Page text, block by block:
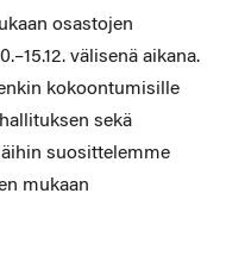
osastojen
välisenä aikana.
kokoontumisille
sekä
suosittelemme
mukaan